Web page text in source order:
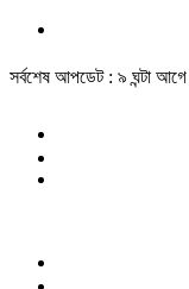
সর্বশেষ আপডেট : ৯ ঘন্টা আগে